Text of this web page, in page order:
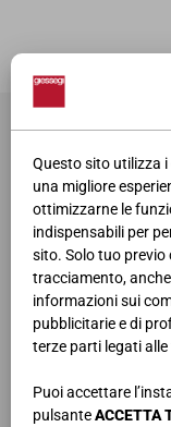
Questo sito utilizza
una migliore
ottimizzarne le
indispensabili per
sito. Solo tuo previo
tracciamento,
informazioni sui
pubblicitarie e di
terze parti legati
Puoi accettare
pulsanteACCETTA